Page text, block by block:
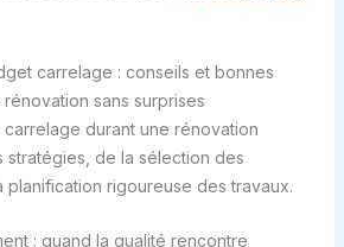
carrelage : conseils et bonnes
sans surprises
durant une rénovation
stratégies, de la sélection des
planification rigoureuse des travaux.
: quand la qualité rencontre